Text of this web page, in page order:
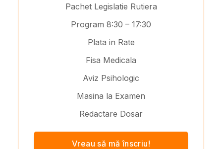
Pachet Legislatie Rutiera
Program 8:30 – 17:30
Plata in Rate
Fisa Medicala
Aviz Psihologic
Masina la Examen
Redactare Dosar
Vreau să mă înscriu!